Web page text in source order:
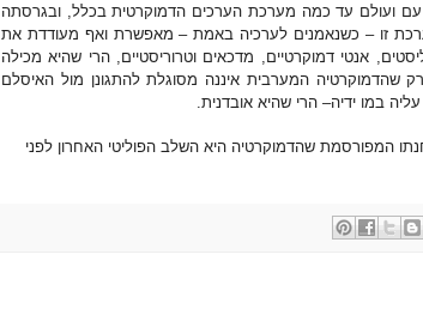
ועולם עד כמה מערכת הערכים הדמוקרטית בכלל, ובגרסתה
זו – כשנאמנים לערכיה באמת – מאפשרת ואף מעודדת את
אנטי דמוקרטיים, מדכאים וטרוריסטיים, הרי שהיא מכילה
המערבית איננה מסוגלת להתגונן מול האיסלם
במו ידיה– הרי שהיא אובדנית.
המפורסמת שהדמוקרטיה היא השלב הפוליטי האחרון לפני